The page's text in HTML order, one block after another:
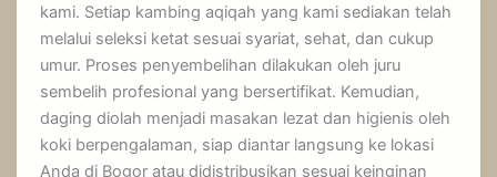
kami. Setiap kambing aqiqah yang kami sediakan telah
melalui seleksi ketat sesuai syariat, sehat, dan cukup
umur. Proses penyembelihan dilakukan oleh juru
sembelih profesional yang bersertifikat. Kemudian,
daging diolah menjadi masakan lezat dan higienis oleh
koki berpengalaman, siap diantar langsung ke lokasi
Anda di Bogor atau didistribusikan sesuai keinginan